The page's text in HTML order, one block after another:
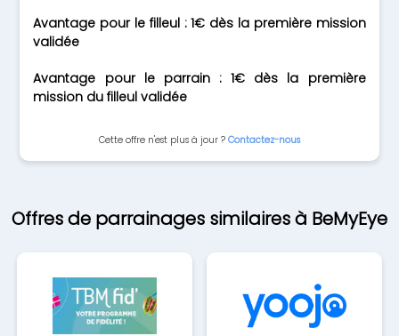
Avantage pour le filleul : 1€ dès la première mission
validée
Avantage pour le parrain : 1€ dès la première
mission du filleul validée
Cette offre n'est plus à jour ? Contactez-nous
Offres de parrainages similaires à BeMyEye